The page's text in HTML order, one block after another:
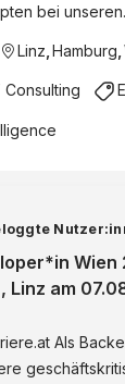
bei
Linz Hamburg
Consulting
Wien
Linz am
größtes
Als